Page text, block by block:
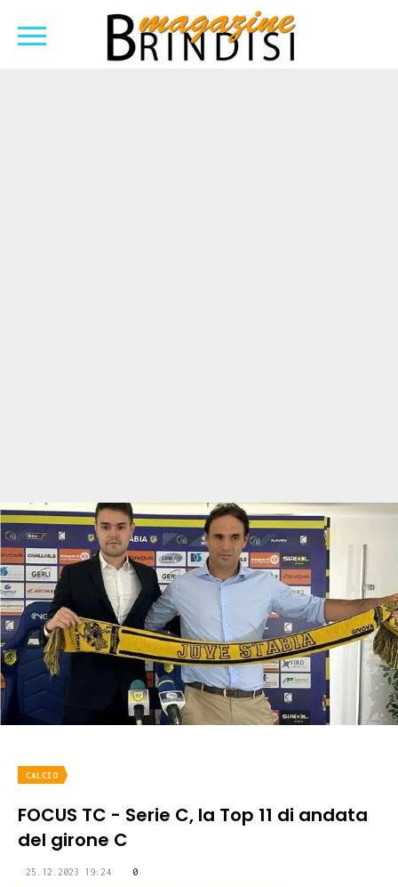
CALCIO
FOCUS TC - Serie C, la Top 11 di andata
del girone C
25.12.2023 19:24 0